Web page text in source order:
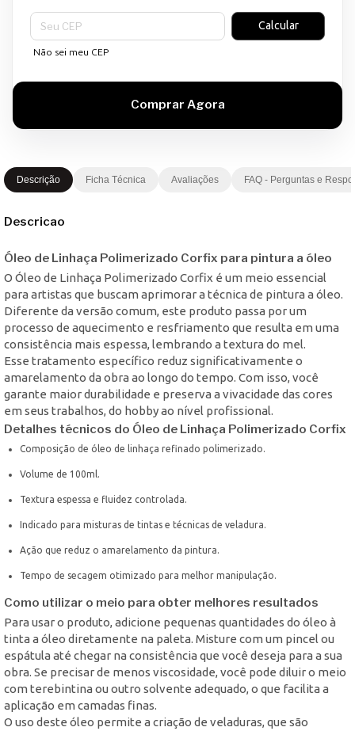
Entregas para o CEP:
Calcular
Não sei meu CEP
Descrição Ficha Técnica Avaliações FAQ - Perguntas e
Descricao
Óleo de Linhaça Polimerizado Corfix para pintura a óleo
O Óleo de Linhaça Polimerizado Corfix é um meio essencial
para artistas que buscam aprimorar a técnica de pintura a óleo.
Diferente da versão comum, este produto passa por um
processo de aquecimento e resfriamento que resulta em uma
consistência mais espessa, lembrando a textura do mel.
Esse tratamento específico reduz significativamente o
amarelamento da obra ao longo do tempo. Com isso, você
garante maior durabilidade e preserva a vivacidade das cores
em seus trabalhos, do hobby ao nível profissional.
Detalhes técnicos do Óleo de Linhaça Polimerizado Corfix
Composição de óleo de linhaça refinado polimerizado.
Volume de 100ml.
Textura espessa e fluidez controlada.
Indicado para misturas de tintas e técnicas de veladura.
Ação que reduz o amarelamento da pintura.
Tempo de secagem otimizado para melhor manipulação.
Como utilizar o meio para obter melhores resultados
Para usar o produto, adicione pequenas quantidades do óleo à
tinta a óleo diretamente na paleta. Misture com um pincel ou
espátula até chegar na consistência que você deseja para a sua
obra. Se precisar de menos viscosidade, você pode diluir o meio
com terebintina ou outro solvente adequado, o que facilita a
aplicação em camadas finas.
O uso deste óleo permite a criação de veladuras, que são